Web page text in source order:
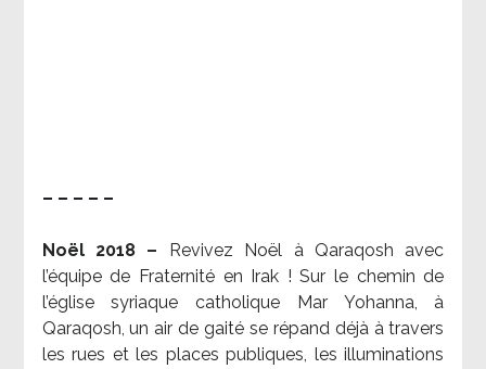
– – – – –
Noël 2018 –
Revivez Noël à Qaraqosh avec
l’équipe de Fraternité en Irak ! Sur le chemin de
l’église syriaque catholique Mar Yohanna, à
Qaraqosh, un air de gaité se répand déjà à travers
les rues et les places publiques, les illuminations